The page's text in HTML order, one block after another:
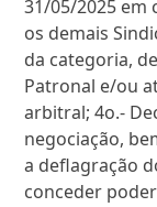
31/05/2025 em
os demais
da categoria,
Patronal e/ou
arbitral; 4o.-
negociação,
a deflagração
conceder